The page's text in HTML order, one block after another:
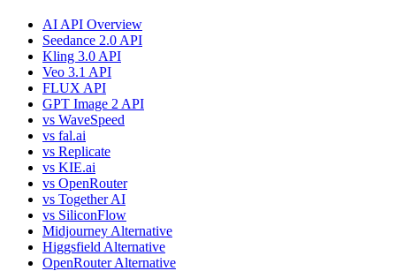
AI API Overview
Seedance 2.0 API
Kling 3.0 API
Veo 3.1 API
FLUX API
GPT Image 2 API
vs WaveSpeed
vs fal.ai
vs Replicate
vs KIE.ai
vs OpenRouter
vs Together AI
vs SiliconFlow
Midjourney Alternative
Higgsfield Alternative
OpenRouter Alternative